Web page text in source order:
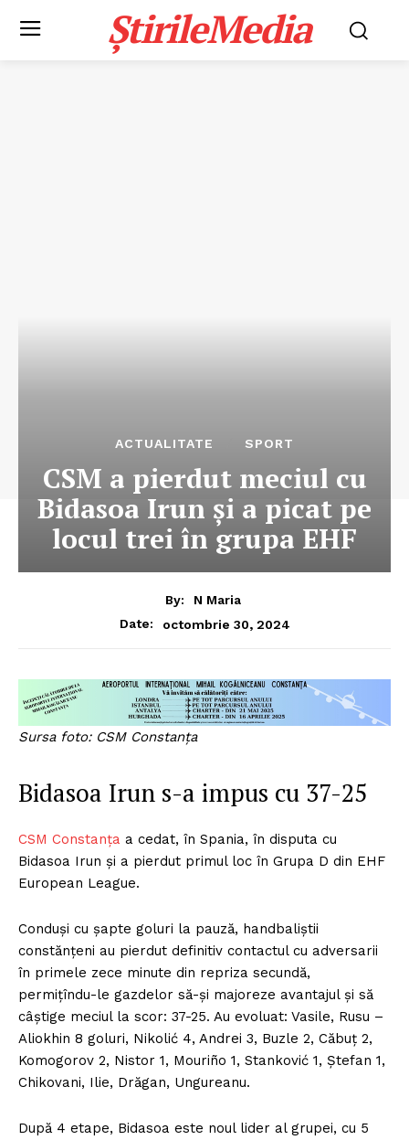
ȘtirileMedia
ACTUALITATE SPORT
CSM a pierdut meciul cu
Bidasoa Irun şi a picat pe
locul trei în grupa EHF
By:
N Maria
Date:
octombrie 30, 2024
Sursa foto: CSM Constanţa
Bidasoa Irun s-a impus cu 37-25
CSM Constanța a cedat, în Spania, în disputa cu
Bidasoa Irun și a pierdut primul loc în Grupa D din EHF
European League.
Conduși cu șapte goluri la pauză, handbaliștii
constănţeni au pierdut definitiv contactul cu adversarii
în primele zece minute din repriza secundă,
permițîndu-le gazdelor să-și majoreze avantajul și să
câștige meciul la scor: 37-25. Au evoluat: Vasile, Rusu –
Aliokhin 8 goluri, Nikolić 4, Andrei 3, Buzle 2, Căbuț 2,
Komogorov 2, Nistor 1, Mouriño 1, Stanković 1, Ștefan 1,
Chikovani, Ilie, Drăgan, Ungureanu.
După 4 etape, Bidasoa este noul lider al grupei, cu 5